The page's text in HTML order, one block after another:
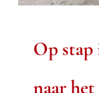
Op
naar